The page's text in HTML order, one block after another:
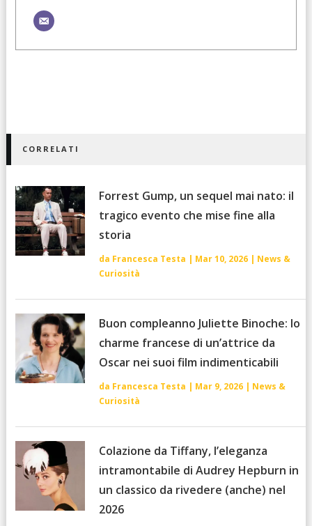
CORRELATI
Forrest Gump, un sequel mai nato: il
tragico evento che mise fine alla
storia
da Francesca Testa | Mar 10, 2026| News &
Curiosità
Buon compleanno Juliette Binoche: lo
charme francese di un’attrice da
Oscar nei suoi film indimenticabili
da Francesca Testa | Mar 9, 2026| News &
Curiosità
Colazione da Tiffany, l’eleganza
intramontabile di Audrey Hepburn in
un classico da rivedere (anche) nel
2026